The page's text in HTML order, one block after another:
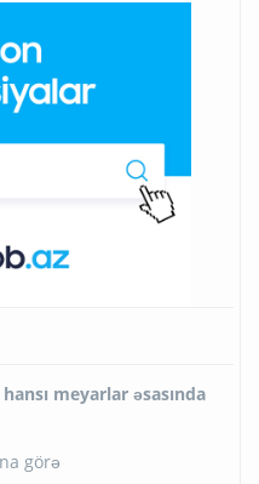
meyarlar əsasında
görə